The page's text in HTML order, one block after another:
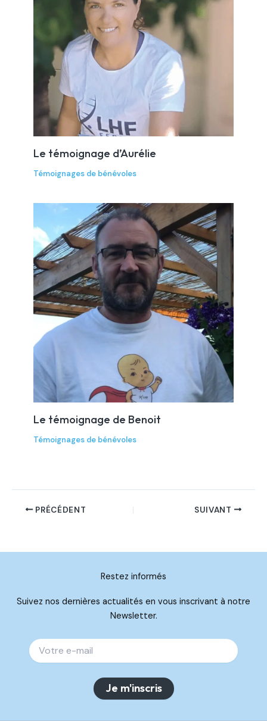
Le témoignage d’Aurélie
Témoignages de bénévoles
Le témoignage de Benoit
Témoignages de bénévoles
PRÉCÉDENT SUIVANT
Restez informés
Suivez nos dernières actualités en vous inscrivant à notre
Newsletter.